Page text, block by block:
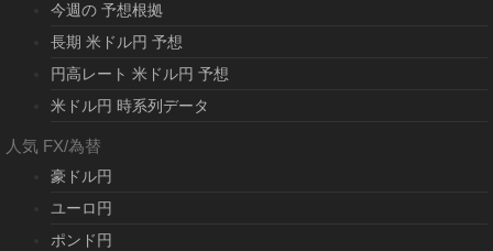
今週の 予想根拠
長期 米ドル円 予想
円高レート 米ドル円 予想
米ドル円 時系列データ
人気 FX/為替
豪ドル円
ユーロ円
ポンド円